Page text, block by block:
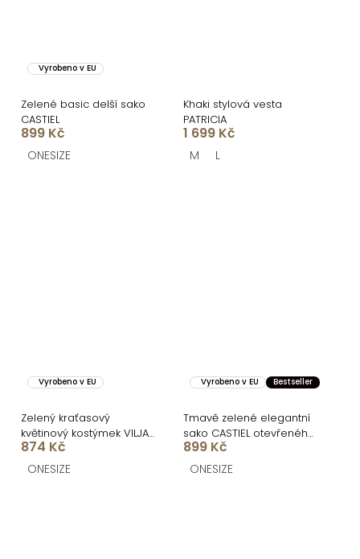
Vyrobeno v EU
Zelené basic delší sako
CASTIEL
899 Kč
ONESIZE
Khaki stylová vesta
PATRICIA
1 699 Kč
M L
Vyrobeno v EU
Zelený kraťasový
květinový kostýmek VILJA
se sakem
874 Kč
ONESIZE
Vyrobeno v EU Bestseller
Tmavě zelené elegantní
sako CASTIEL otevřeného
stylu
899 Kč
ONESIZE